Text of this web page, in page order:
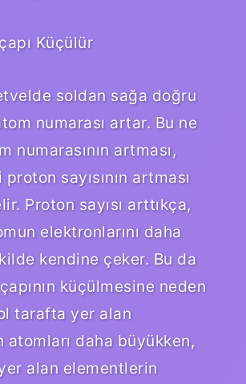
Küçülür
soldan sağa doğru
numarası artar. Bu ne
numarasının artması,
sayısının artması
Proton sayısı arttıkça,
elektronlarını daha
kendine çeker. Bu da
küçülmesine neden
tarafta yer alan
atomları daha büyükken,
alan elementlerin